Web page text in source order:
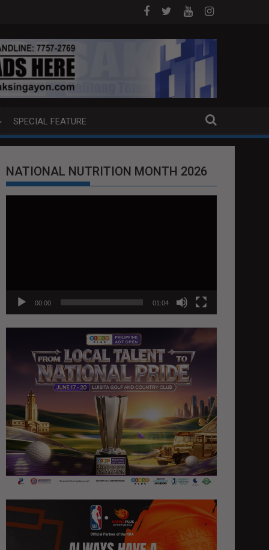
EXTRADITION REQUEST NG U.S. LABAN KAY QUIBOLOY
MAHIGIT P21-M HALAGANG SMUGGLED
SPECIAL FEATURE
NATIONAL NUTRITION MONTH 2026
00:00 01:04